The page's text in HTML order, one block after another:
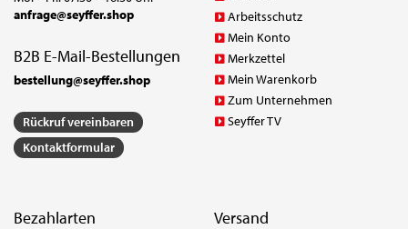
anfrage@seyffer.shop
B2B E-Mail-Bestellungen
bestellung@seyffer.shop
Rückruf vereinbaren
Kontaktformular
Arbeitsschutz
Mein Konto
Merkzettel
Mein Warenkorb
Zum Unternehmen
Seyffer TV
Bezahlarten Versand